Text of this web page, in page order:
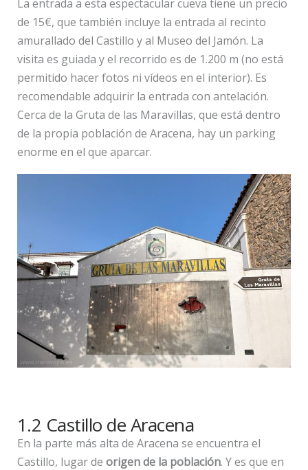
La entrada a esta espectacular cueva tiene un precio
de 15€, que también incluye la entrada al recinto
amurallado del Castillo y al Museo del Jamón. La
visita es guiada y el recorrido es de 1.200 m (no está
permitido hacer fotos ni vídeos en el interior). Es
recomendable adquirir la entrada con antelación.
Cerca de la Gruta de las Maravillas, que está dentro
de la propia población de Aracena, hay un parking
enorme en el que aparcar.
1.2 Castillo de Aracena
En la parte más alta de Aracena se encuentra el
Castillo, lugar de origen de la población. Y es que en